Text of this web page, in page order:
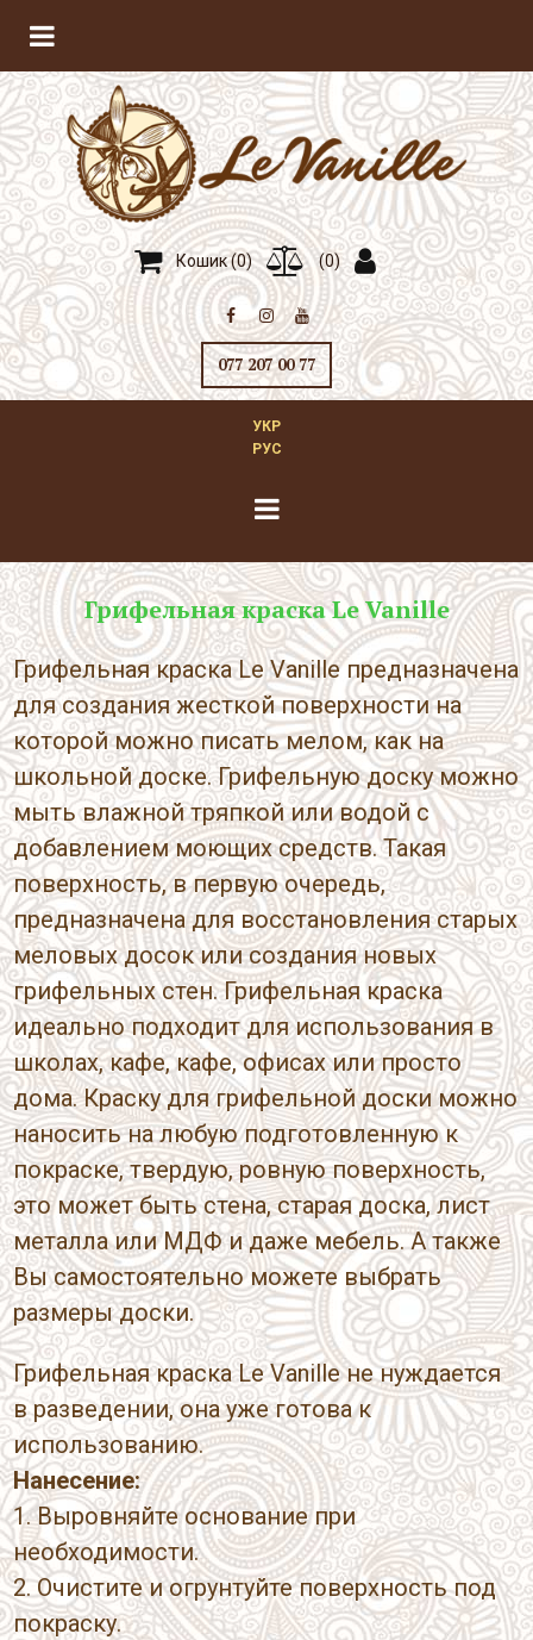
Кошик (0) (0)
  
077 207 00 77
УКР
РУС
Грифельная краска Le Vanille
Грифельная краска Le Vanille предназначена
для создания жесткой поверхности на
которой можно писать мелом, как на
школьной доске. Грифельную доску можно
мыть влажной тряпкой или водой с
добавлением моющих средств. Такая
поверхность, в первую очередь,
предназначена для восстановления старых
меловых досок или создания новых
грифельных стен. Грифельная краска
идеально подходит для использования в
школах, кафе, кафе, офисах или просто
дома. Краску для грифельной доски можно
наносить на любую подготовленную к
покраске, твердую, ровную поверхность,
это может быть стена, старая доска, лист
металла или МДФ и даже мебель. А также
Вы самостоятельно можете выбрать
размеры доски.
Грифельная краска Le Vanille не нуждается
в разведении, она уже готова к
использованию.
Нанесение:
1. Выровняйте основание при
необходимости.
2. Очистите и огрунтуйте поверхность под
покраску.